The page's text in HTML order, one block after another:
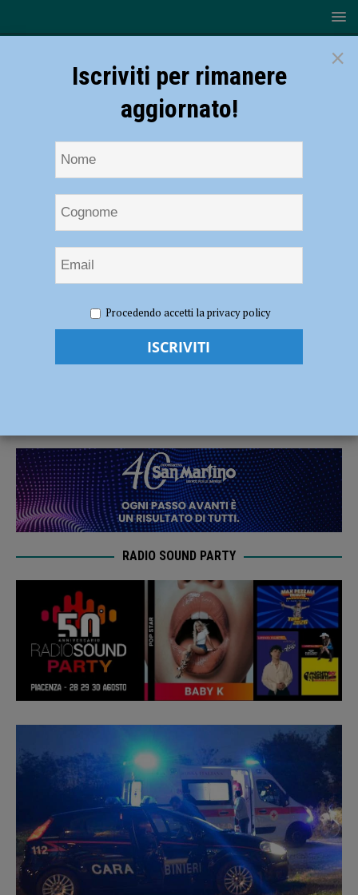
perde il controllo dell’auto ed esce di strada, 31enne nei guai
Ubriaco perde il controllo dell’auto ed
RADIO SOUND PARTY
×
Iscriviti per rimanere
aggiornato!
Procedendo accetti la privacy policy